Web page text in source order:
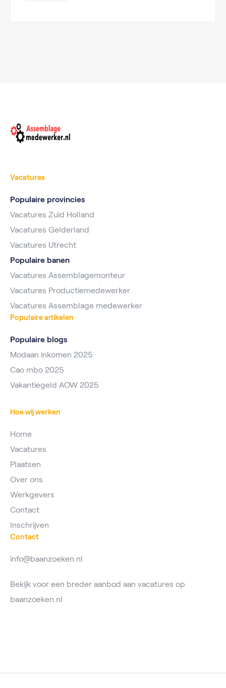
Vacatures
Populaire provincies
Vacatures Zuid Holland
Vacatures Gelderland
Vacatures Utrecht
Populaire banen
Vacatures Assemblagemonteur
Vacatures Productiemedewerker
Vacatures Assemblage medewerker
Populaire artikelen
Populaire blogs
Modaan inkomen 2025
Cao mbo 2025
Vakantiegeld AOW 2025
Hoe wij werken
Home
Vacatures
Plaatsen
Over ons
Werkgevers
Contact
Inschrijven
Contact
info@baanzoeken.nl
Bekijk voor een breder aanbod aan vacatures op
baanzoeken.nl